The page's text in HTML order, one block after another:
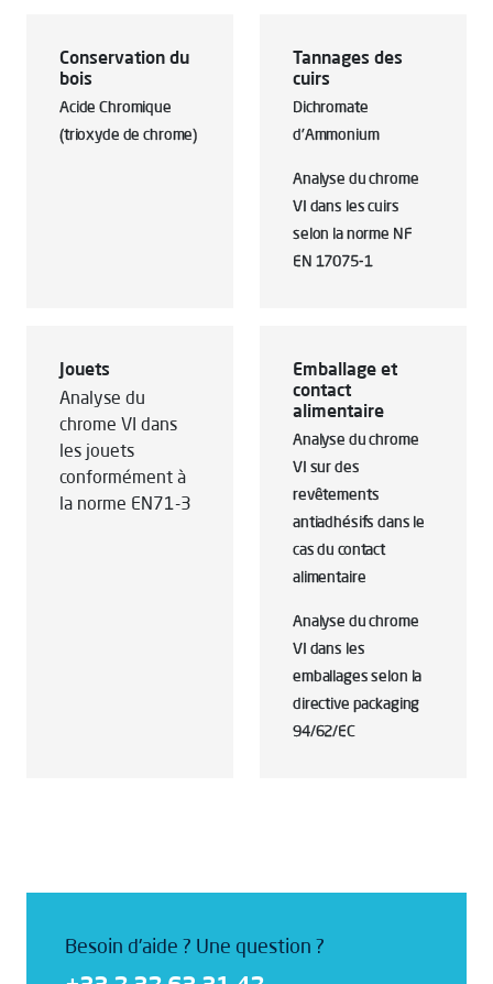
Conservation du
bois
Acide Chromique
(trioxyde de chrome)
Tannages des
cuirs
Dichromate
d'Ammonium
Analyse du chrome
VI dans les cuirs
selon la norme NF
EN 17075-1
Jouets
Analyse du
chrome VI dans
les jouets
conformément à
la norme EN71-3
Emballage et
contact
alimentaire
Analyse du chrome
VI sur des
revêtements
antiadhésifs dans le
cas du contact
alimentaire
Analyse du chrome
VI dans les
emballages selon la
directive packaging
94/62/EC
Besoin d'aide ? Une question ?